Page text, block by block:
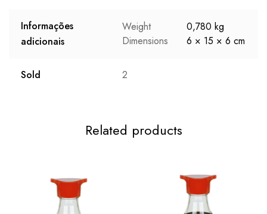
Informações
adicionais
Weight
0,780 kg
Dimensions
6 × 15 × 6 cm
Sold 2
Related products